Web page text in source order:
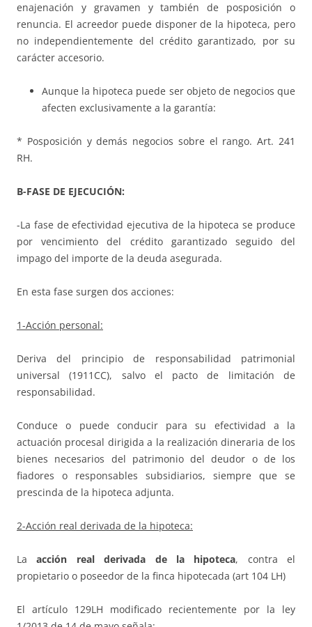
enajenación y gravamen y también de posposición o
renuncia. El acreedor puede disponer de la hipoteca, pero
no independientemente del crédito garantizado, por su
carácter accesorio.
Aunque la hipoteca puede ser objeto de negocios que
afecten exclusivamente a la garantía:
* Posposición y demás negocios sobre el rango. Art. 241
RH.
B-FASE DE EJECUCIÓN:
-La fase de efectividad ejecutiva de la hipoteca se produce
por vencimiento del crédito garantizado seguido del
impago del importe de la deuda asegurada.
En esta fase surgen dos acciones:
1-Acción personal:
Deriva del principio de responsabilidad patrimonial
universal (1911CC), salvo el pacto de limitación de
responsabilidad.
Conduce o puede conducir para su efectividad a la
actuación procesal dirigida a la realización dineraria de los
bienes necesarios del patrimonio del deudor o de los
fiadores o responsables subsidiarios, siempre que se
prescinda de la hipoteca adjunta.
2-Acción real derivada de la hipoteca:
Laacción real derivada de la hipoteca, contra el
propietario o poseedor de la finca hipotecada (art 104 LH)
El artículo 129LH modificado recientemente por la ley